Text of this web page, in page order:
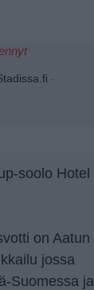
-
soolo Hotel
on Aatun
jossa
Suomessa ja